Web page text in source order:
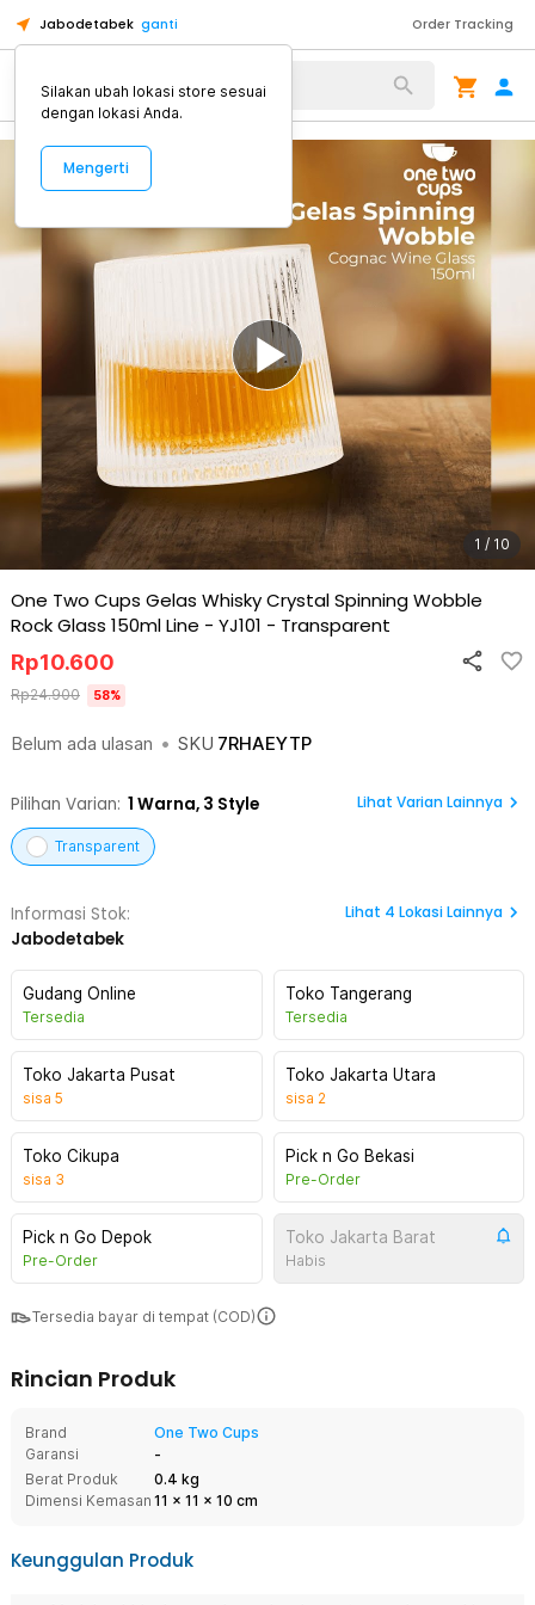
Jabodetabek ganti Order Tracking
Alat Kopi
1 / 10
One Two Cups Gelas Whisky Crystal Spinning Wobble
Rock Glass 150ml Line - YJ101 - Transparent
Belum ada ulasan • SKU 7RHAEYTP
Rp10.600
Rp24.900 58%
Pilihan Varian: 1 Warna, 3 Style Lihat Varian Lainnya
Transparent
Informasi Stok:
Jabodetabek
Lihat 4 Lokasi Lainnya
Gudang Online
Tersedia
Toko Tangerang
Tersedia
Toko Jakarta Pusat
sisa 5
Toko Jakarta Utara
sisa 2
Toko Cikupa
sisa 3
Pick n Go Bekasi
Pre-Order
Pick n Go Depok
Pre-Order
Toko Jakarta Barat
Habis
Tersedia bayar di tempat (COD)
Rincian Produk
Brand
One Two Cups
Garansi
-
Berat Produk
0.4 kg
Dimensi Kemasan 11 x 11 x 10 cm
Keunggulan Produk
Silakan ubah lokasi store sesuai
dengan lokasi Anda.
Mengerti